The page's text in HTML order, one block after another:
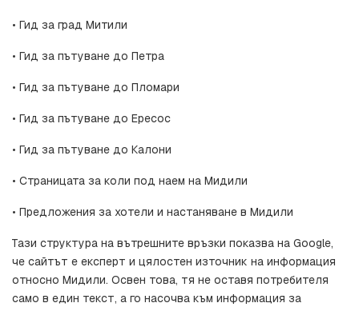
• Гид за град Митили
• Гид за пътуване до Петра
• Гид за пътуване до Пломари
• Гид за пътуване до Ересос
• Гид за пътуване до Калони
• Страницата за коли под наем на Мидили
• Предложения за хотели и настаняване в Мидили
Тази структура на вътрешните връзки показва на Google,
че сайтът е експерт и цялостен източник на информация
относно Мидили. Освен това, тя не оставя потребителя
само в един текст, а го насочва към информация за